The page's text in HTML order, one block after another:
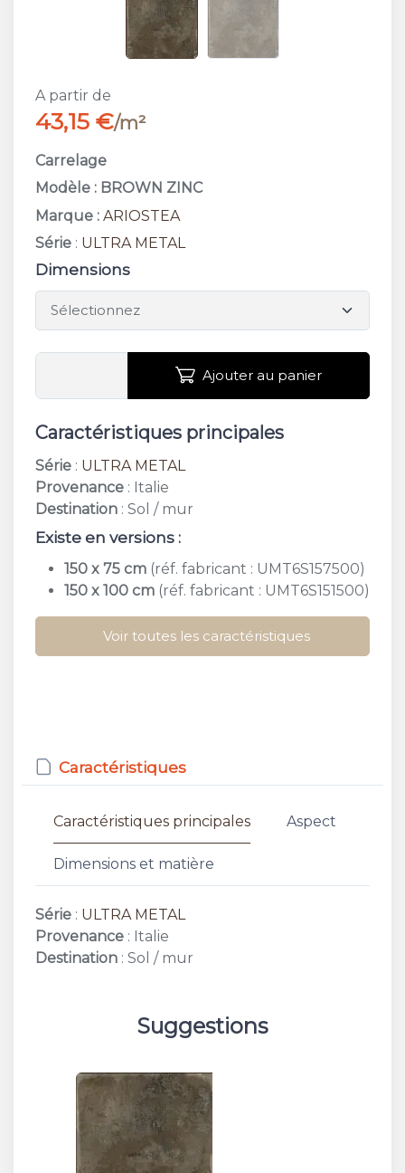
A partir de
43,15 €/m²
Carrelage
Modèle : BROWN ZINC
Marque : ARIOSTEA
Série : ULTRA METAL
Dimensions
Ajouter au panier
Caractéristiques principales
Série : ULTRA METAL
Provenance : Italie
Destination : Sol / mur
Existe en versions :
150 x 75 cm (réf. fabricant : UMT6S157500)
150 x 100 cm (réf. fabricant : UMT6S151500)
Voir toutes les caractéristiques
Caractéristiques
Caractéristiques principales Aspect
Dimensions et matière
Série : ULTRA METAL
Provenance : Italie
Destination : Sol / mur
Suggestions